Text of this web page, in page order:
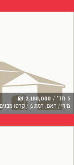
5 חד' / 2,180,000 ₪
מידי / האם, רמת גן / קרסו מבנים 38